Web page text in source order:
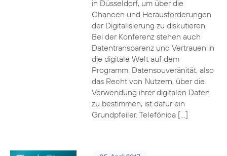
in Düsseldorf, um über die
Chancen und Herausforderungen
der Digitalisierung zu diskutieren.
Bei der Konferenz stehen auch
Datentransparenz und Vertrauen in
die digitale Welt auf dem
Programm. Datensouveränität, also
das Recht von Nutzern, über die
Verwendung ihrer digitalen Daten
zu bestimmen, ist dafür ein
Grundpfeiler. Telefónica […]